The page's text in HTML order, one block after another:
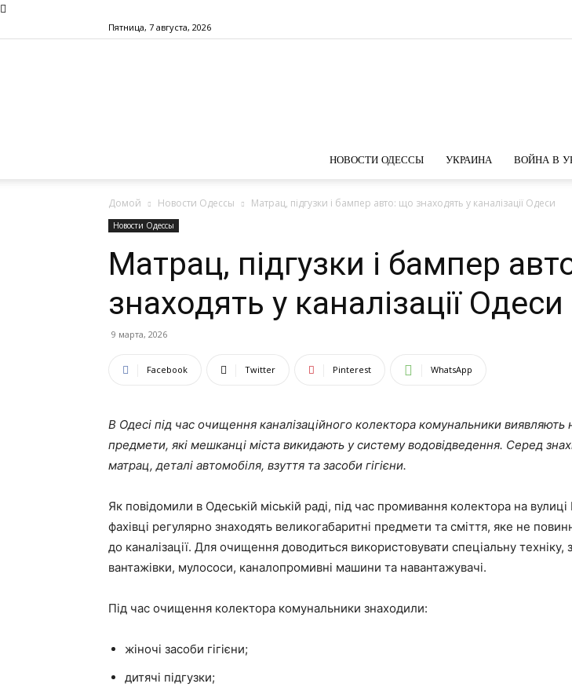
Пятница, 7 августа, 2026
НОВОСТИ ОДЕССЫ УКРАИНА ВОЙНА В
Домой Новости Одессы Матрац, підгузки і бампер авто: що знаходять у каналізації Одеси
Новости Одессы
Матрац, підгузки і бампер
знаходять у каналізації Одеси
9 марта, 2026
Facebook Twitter Pinterest WhatsApp
В Одесі під час очищення каналізаційного колектора комунальники виявляють
предмети, які мешканці міста викидають у систему водовідведення. Серед
матрац, деталі автомобіля, взуття та засоби гігієни.
Як повідомили в Одеській міській раді, під час промивання колектора на вулиці
фахівці регулярно знаходять великогабаритні предмети та сміття, яке не
до каналізації. Для очищення доводиться використовувати спеціальну техніку,
вантажівки, мулососи, каналопромивні машини та навантажувачі.
Під час очищення колектора комунальники знаходили:
жіночі засоби гігієни;
дитячі підгузки;